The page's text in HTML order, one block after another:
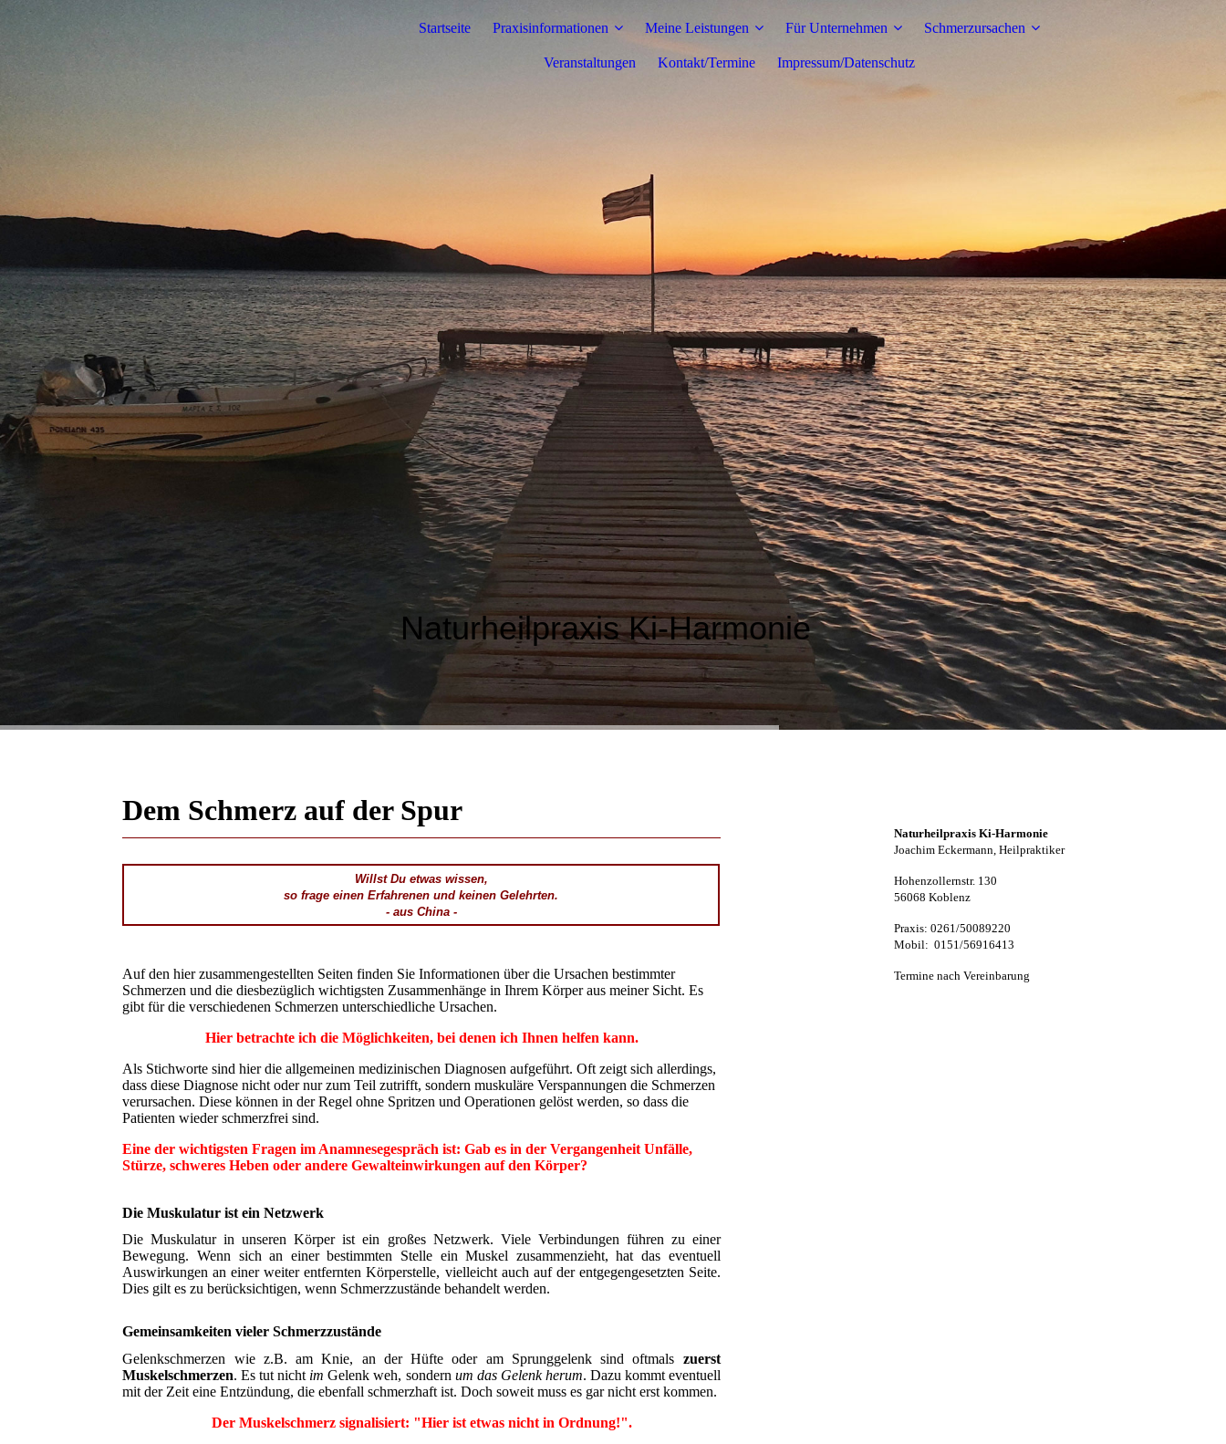
Startseite Praxisinformationen Meine Leistungen Für Unternehmen Schmerzursachen
Veranstaltungen Kontakt/Termine Impressum/Datenschutz
Naturheilpraxis Ki-Harmonie
Dem Schmerz auf der Spur
Willst Du etwas wissen,
so frage einen Erfahrenen und keinen Gelehrten.
- aus China -
Auf den hier zusammengestellten Seiten finden Sie Informationen über die Ursachen bestimmter
Schmerzen und die diesbezüglich wichtigsten Zusammenhänge in Ihrem Körper aus meiner Sicht. Es
gibt für die verschiedenen Schmerzen unterschiedliche Ursachen.
Hier betrachte ich die Möglichkeiten, bei denen ich Ihnen helfen kann.
Als Stichworte sind hier die allgemeinen medizinischen Diagnosen aufgeführt. Oft zeigt sich allerdings,
dass diese Diagnose nicht oder nur zum Teil zutrifft, sondern muskuläre Verspannungen die Schmerzen
verursachen. Diese können in der Regel ohne Spritzen und Operationen gelöst werden, so dass die
Patienten wieder schmerzfrei sind.
Eine der wichtigsten Fragen im Anamnesegespräch ist: Gab es in der Vergangenheit Unfälle,
Stürze, schweres Heben oder andere Gewalteinwirkungen auf den Körper?
Die Muskulatur ist ein Netzwerk
Die Muskulatur in unseren Körper ist ein großes Netzwerk. Viele Verbindungen führen zu einer
Bewegung. Wenn sich an einer bestimmten Stelle ein Muskel zusammenzieht, hat das eventuell
Auswirkungen an einer weiter entfernten Körperstelle, vielleicht auch auf der entgegengesetzten Seite.
Dies gilt es zu berücksichtigen, wenn Schmerzzustände behandelt werden.
Gemeinsamkeiten vieler Schmerzzustände
Gelenkschmerzen wie z.B. am Knie, an der Hüfte oder am Sprunggelenk sind oftmals zuerst
Muskelschmerzen. Es tut nicht im Gelenk weh, sondern um das Gelenk herum. Dazu kommt eventuell
mit der Zeit eine Entzündung, die ebenfall schmerzhaft ist. Doch soweit muss es gar nicht erst kommen.
Der Muskelschmerz signalisiert: "Hier ist etwas nicht in Ordnung!".
Naturheilpraxis Ki-Harmonie
Joachim Eckermann, Heilpraktiker
Hohenzollernstr. 130
56068 Koblenz
Praxis: 0261/50089220
Mobil: 0151/56916413
Termine nach Vereinbarung